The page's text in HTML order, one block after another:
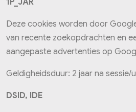
1P_JAR
Deze cookies worden door
van recente zoekopdrachten en
aangepaste advertenties op
Geldigheidsduur: 2 jaar na sessie/
DSID, IDE